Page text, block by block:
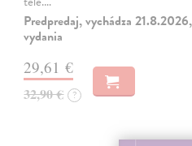
Predpredaj, vychádza
vydania
29,61 €
32,90 € ?